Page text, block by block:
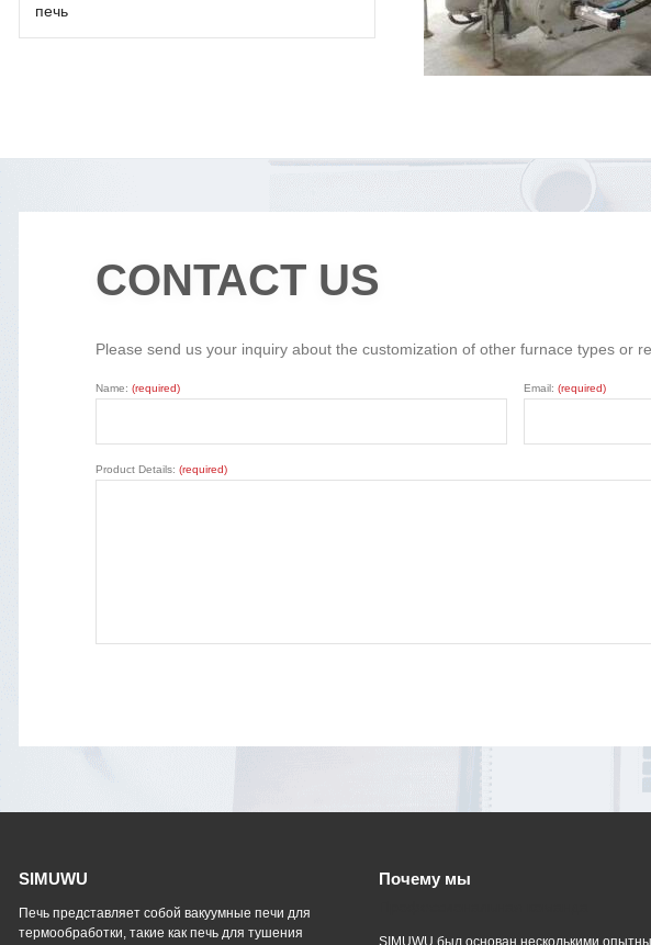
печь
CONTACT US
Please send us your inquiry about the customization of other furnace types or
Name: (required) Email: (required)
Product Details: (required)
SIMUWU
Печь представляет собой вакуумные печи для
термообработки, такие как печь для тушения
Почему мы
SIMUWU был основан несколькими